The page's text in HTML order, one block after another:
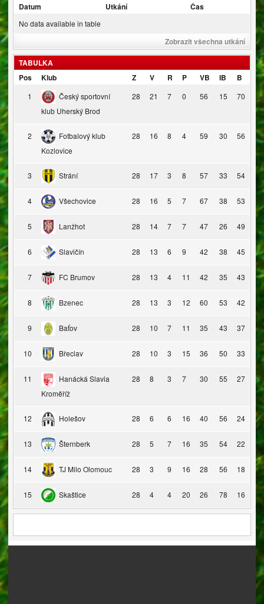
Datum
Utkání Čas
No data available in table
Zobrazit všechna utkání
TABULKA
Pos
Klub Z V R P VB IB B
1
Český sportovní
klub Uherský Brod
28 21 7 0 56 15 70
2
Fotbalový klub
Kozlovice
28 16 8 4 59 30 56
3 Strání 28 17 3 8 57 33 54
4 Všechovice 28 16 5 7 67 38 53
5 Lanžhot 28 14 7 7 47 26 49
6 Slavičín 28 13 6 9 42 38 45
7 FC Brumov 28 13 4 11 42 35 43
8 Bzenec 28 13 3 12 60 53 42
9 Baťov 28 10 7 11 35 43 37
10 Břeclav 28 10 3 15 36 50 33
11
Hanácká Slavia
Kroměříž
28 8 3 7 30 55 27
12 Holešov 28 6 6 16 40 56 24
13 Šternberk 28 5 7 16 35 54 22
14 TJ Milo Olomouc 28 3 9 16 28 56 18
15 Skaštice 28 4 4 20 26 78 16